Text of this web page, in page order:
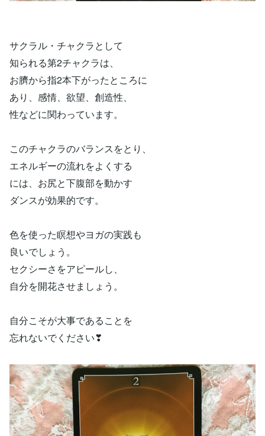
サクラル・チャクラとして
知られる第2チャクラは、
お臍から指2本下がったところに
あり、感情、欲望、創造性、
性などに関わっています。
このチャクラのバランスをとり、
エネルギーの流れをよくする
には、お尻と下腹部を動かす
ダンスが効果的です。
色を使った瞑想やヨガの実践も
良いでしょう。
セクシーさをアピールし、
自分を開花させましょう。
自分こそが大事であることを
忘れないでください❣